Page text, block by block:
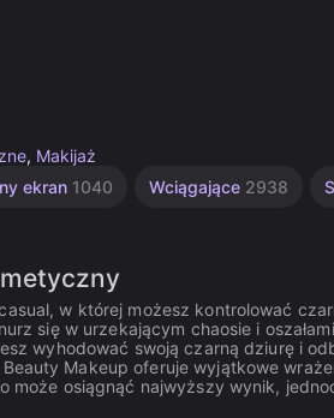
, Makijaż
ekran 1040 Wciągające 2938
w której możesz kontrolować
się w urzekającym chaosie i
wyhodować swoją czarną dziurę i
Makeup oferuje wyjątkowe
może osiągnąć najwyższy wynik,